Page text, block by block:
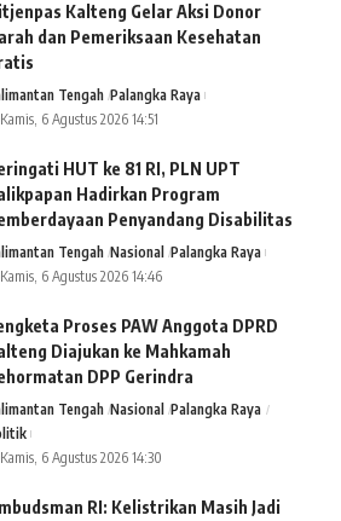
Kalteng Gelar Aksi Donor
dan Pemeriksaan Kesehatan
Tengah Palangka Raya
Kamis, 6 Agustus 2026 14:51
HUT ke 81 RI, PLN UPT
Hadirkan Program
Penyandang Disabilitas
Tengah Nasional Palangka Raya
Kamis, 6 Agustus 2026 14:46
Proses PAW Anggota DPRD
Diajukan ke Mahkamah
DPP Gerindra
Tengah Nasional Palangka Raya
Kamis, 6 Agustus 2026 14:30
RI: Kelistrikan Masih Jadi